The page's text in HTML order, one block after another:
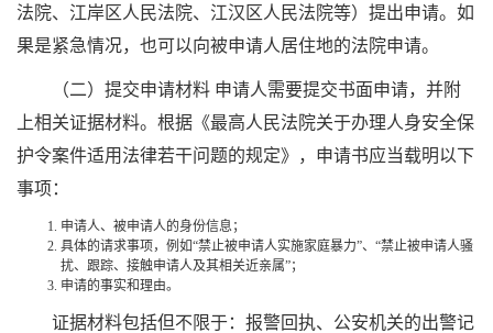
法院、江岸区人民法院、江汉区人民法院等）提出申请。如
果是紧急情况，也可以向被申请人居住地的法院申请。
（二）提交申请材料 申请人需要提交书面申请，并附
上相关证据材料。根据《最高人民法院关于办理人身安全保
护令案件适用法律若干问题的规定》，申请书应当载明以下
事项：
申请人、被申请人的身份信息；
具体的请求事项，例如“禁止被申请人实施家庭暴力”、“禁止被申请人骚
扰、跟踪、接触申请人及其相关近亲属”；
申请的事实和理由。
证据材料包括但不限于：报警回执、公安机关的出警记